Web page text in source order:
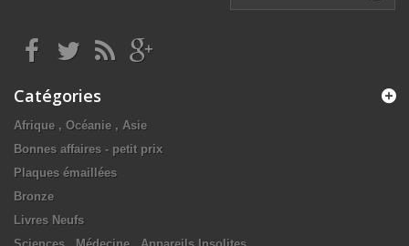
Catégories
Afrique , Océanie , Asie
Bonnes affaires - petit prix
Plaques émaillées
Bronze
Livres Neufs